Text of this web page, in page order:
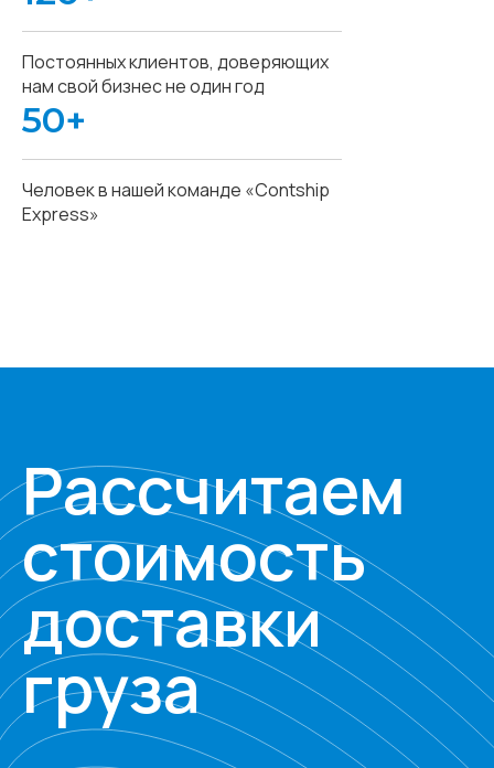
Постоянных клиентов, доверяющих
нам свой бизнес не один год
50+
Человек в нашей команде «Contship
Express»
Рассчитаем
стоимость
доставки
груза